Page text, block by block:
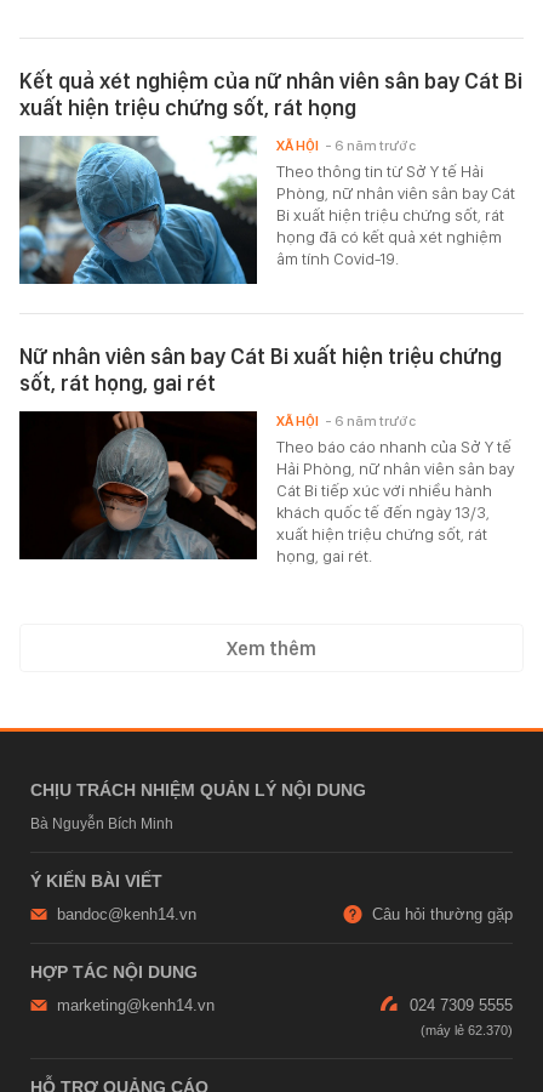
Kết quả xét nghiệm của nữ nhân viên sân bay Cát Bi
xuất hiện triệu chứng sốt, rát họng
Theo thông tin từ Sở Y tế Hải
Phòng, nữ nhân viên sân bay Cát
Bi xuất hiện triệu chứng sốt, rát
họng đã có kết quả xét nghiệm
âm tính Covid-19.
XÃ HỘI - 6 năm trước
Nữ nhân viên sân bay Cát Bi xuất hiện triệu chứng
sốt, rát họng, gai rét
Theo báo cáo nhanh của Sở Y tế
Hải Phòng, nữ nhân viên sân bay
Cát Bi tiếp xúc với nhiều hành
khách quốc tế đến ngày 13/3,
xuất hiện triệu chứng sốt, rát
họng, gai rét.
XÃ HỘI - 6 năm trước
Xem thêm
CHỊU TRÁCH NHIỆM QUẢN LÝ NỘI DUNG
Bà Nguyễn Bích Minh
Ý KIẾN BÀI VIẾT
bandoc@kenh14.vn Câu hỏi thường gặp
HỢP TÁC NỘI DUNG
marketing@kenh14.vn 024 7309 5555
HỖ TRỢ QUẢNG CÁO